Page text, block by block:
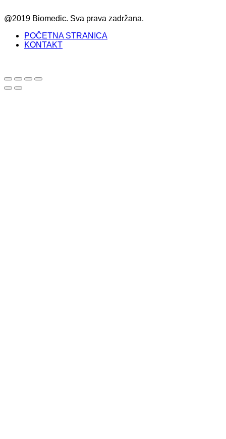
@2019 Biomedic. Sva prava zadržana.
POČETNA STRANICA
KONTAKT